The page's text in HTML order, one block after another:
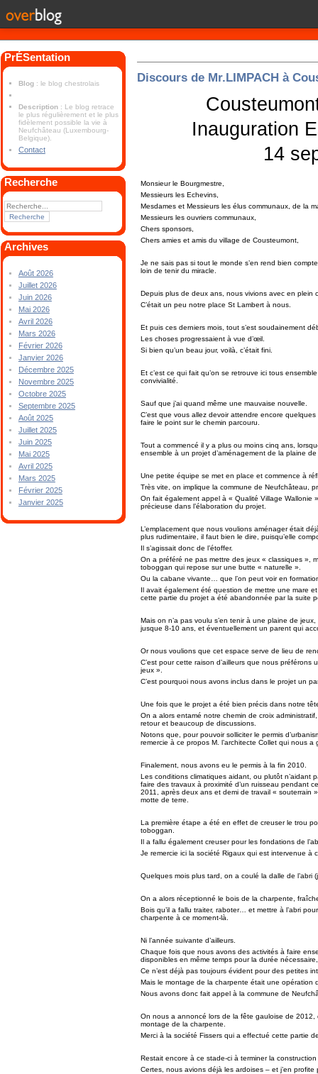
PrÉSentation
Blog : le blog chestrolais
Description : Le blog retrace
le plus régulièrement et le plus
fidèlement possible la vie à
Neufchâteau (Luxembourg-
Belgique).
Contact
Recherche
Archives
Août 2026
Juillet 2026
Juin 2026
Mai 2026
Avril 2026
Mars 2026
Février 2026
Janvier 2026
Décembre 2025
Novembre 2025
Octobre 2025
Septembre 2025
Août 2025
Juillet 2025
Juin 2025
Mai 2025
Avril 2025
Mars 2025
Février 2025
Janvier 2025
Discours de Mr.LIMPACH à
Inauguration
14
Monsieur le Bourgmestre,
Messieurs les Echevins,
Mesdames et Messieurs les élus communaux, de la
Messieurs les ouvriers communaux,
Chers sponsors,
Chers amies et amis du village de Cousteumont,
Je ne sais pas si tout le monde s’en rend bien
loin de tenir du miracle.
Depuis plus de deux ans, nous vivions avec en plein
C’était un peu notre place St Lambert à nous.
Et puis ces derniers mois, tout s’est soudainement
Les choses progressaient à vue d’œil.
Si bien qu’un beau jour, voilà, c’était fini.
Et c’est ce qui fait qu’on se retrouve ici tous
convivialité.
Sauf que j’ai quand même une mauvaise nouvelle.
C’est que vous allez devoir attendre encore
faire le point sur le chemin parcouru.
Tout a commencé il y a plus ou moins cinq ans,
ensemble à un projet d’aménagement de la plaine
Une petite équipe se met en place et commence à
Très vite, on implique la commune de Neufchâteau,
On fait également appel à « Qualité Village Wallonie
précieuse dans l’élaboration du projet.
L’emplacement que nous voulions aménager était
plus rudimentaire, il faut bien le dire, puisqu’elle
Il s’agissait donc de l’étoffer.
On a préféré ne pas mettre des jeux « classiques »,
toboggan qui repose sur une butte « naturelle ».
Ou la cabane vivante… que l’on peut voir en
Il avait également été question de mettre une mare
cette partie du projet a été abandonnée par la suite
Mais on n’a pas voulu s’en tenir à une plaine de
jusque 8-10 ans, et éventuellement un parent qui
Or nous voulions que cet espace serve de lieu de
C’est pour cette raison d’ailleurs que nous
jeux ».
C’est pourquoi nous avons inclus dans le projet un
Une fois que le projet a été bien précis dans notre
On a alors entamé notre chemin de croix
retour et beaucoup de discussions.
Notons que, pour pouvoir solliciter le permis
remercie à ce propos M. l’architecte Collet qui nous
Finalement, nous avons eu le permis à la fin 2010.
Les conditions climatiques aidant, ou plutôt n’aidant
faire des travaux à proximité d’un ruisseau pendant
2011, après deux ans et demi de travail « souterrain
motte de terre.
La première étape a été en effet de creuser le trou
toboggan.
Il a fallu également creuser pour les fondations de
Je remercie ici la société Rigaux qui est intervenue à
Quelques mois plus tard, on a coulé la dalle de l’abri
On a alors réceptionné le bois de la charpente,
Bois qu’il a fallu traiter, raboter… et mettre à l’abri
charpente à ce moment-là.
Ni l’année suivante d’ailleurs.
Chaque fois que nous avons des activités à faire
disponibles en même temps pour la durée
Ce n’est déjà pas toujours évident pour des petites
Mais le montage de la charpente était une
Nous avons donc fait appel à la commune de
On nous a annoncé lors de la fête gauloise de
montage de la charpente.
Merci à la société Fissers qui a effectué cette partie
Restait encore à ce stade-ci à terminer la
Certes, nous avions déjà les ardoises – et j’en